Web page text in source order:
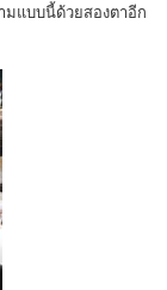
มแบบนี้ด้วยสองตาอีก